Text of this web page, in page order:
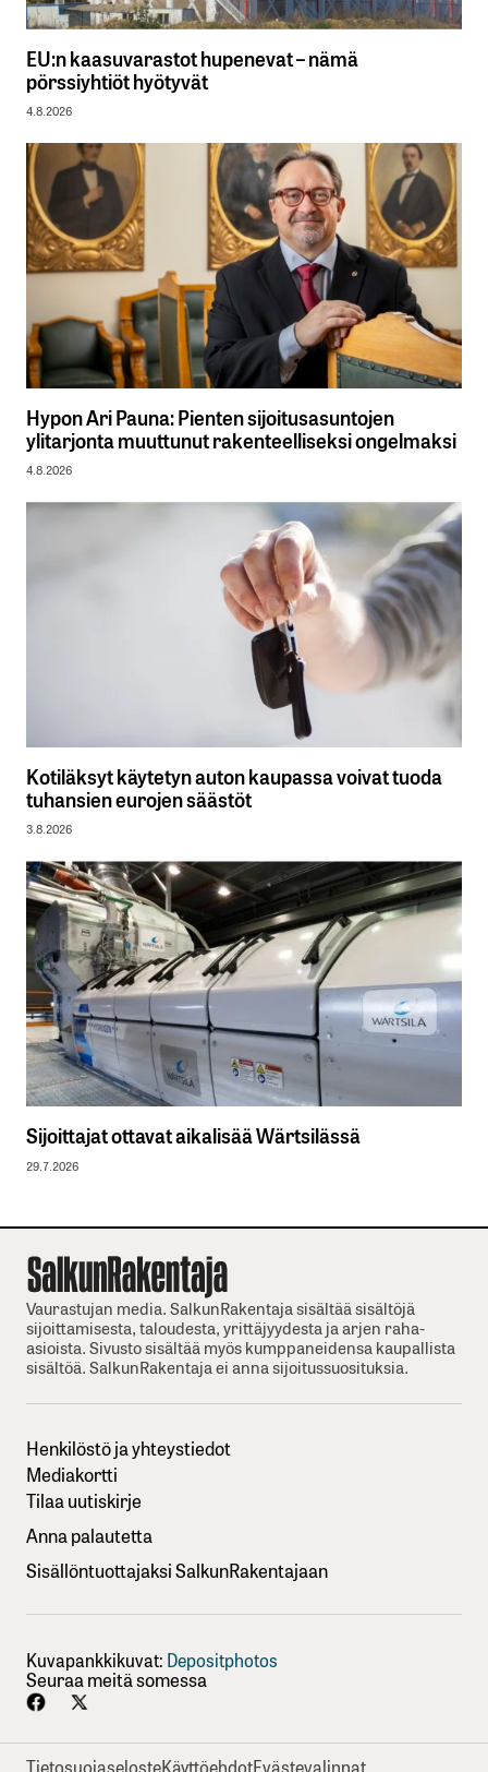
EU:n kaasuvarastot hupenevat – nämä
pörssiyhtiöt hyötyvät
4.8.2026
Hypon Ari Pauna: Pienten sijoitusasuntojen
ylitarjonta muuttunut rakenteelliseksi ongelmaksi
4.8.2026
Kotiläksyt käytetyn auton kaupassa voivat tuoda
tuhansien eurojen säästöt
3.8.2026
Sijoittajat ottavat aikalisää Wärtsilässä
29.7.2026
Vaurastujan media. SalkunRakentaja sisältää sisältöjä
sijoittamisesta, taloudesta, yrittäjyydesta ja arjen raha-
asioista. Sivusto sisältää myös kumppaneidensa kaupallista
sisältöä. SalkunRakentaja ei anna sijoitussuosituksia.
Henkilöstö ja yhteystiedot
Mediakortti
Tilaa uutiskirje
Anna palautetta
Sisällöntuottajaksi SalkunRakentajaan
Kuvapankkikuvat: Depositphotos
Seuraa meitä somessa